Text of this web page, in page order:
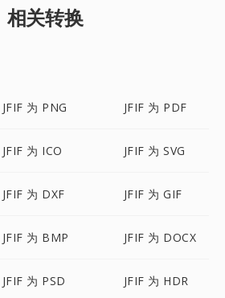
相关转换
JFIF 为 PNG JFIF 为 PDF
JFIF 为 ICO JFIF 为 SVG
JFIF 为 DXF JFIF 为 GIF
JFIF 为 BMP JFIF 为 DOCX
JFIF 为 PSD JFIF 为 HDR